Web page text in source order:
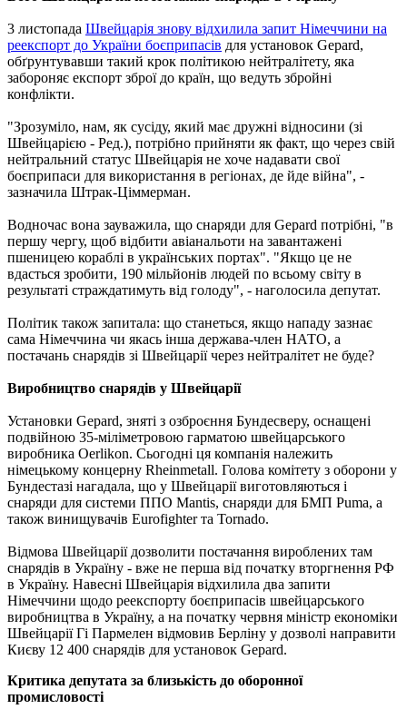
3 листопада Швейцарія знову відхилила запит Німеччини на
реекспорт до України боєприпасів для установок Gepard,
обґрунтувавши такий крок політикою нейтралітету, яка
забороняє експорт зброї до країн, що ведуть збройні
конфлікти.
"Зрозуміло, нам, як сусіду, який має дружні відносини (зі
Швейцарією - Ред.), потрібно прийняти як факт, що через свій
нейтральний статус Швейцарія не хоче надавати свої
боєприпаси для використання в регіонах, де йде війна", -
зазначила Штрак-Ціммерман.
Водночас вона зауважила, що снаряди для Gepard потрібні, "в
першу чергу, щоб відбити авіанальоти на завантажені
пшеницею кораблі в українських портах". "Якщо це не
вдасться зробити, 190 мільйонів людей по всьому світу в
результаті страждатимуть від голоду", - наголосила депутат.
Політик також запитала: що станеться, якщо нападу зазнає
сама Німеччина чи якась інша держава-член НАТО, а
постачань снарядів зі Швейцарії через нейтралітет не буде?
Виробництво снарядів у Швейцарії
Установки Gepard, зняті з озброєння Бундесверу, оснащені
подвійною 35-міліметровою гарматою швейцарського
виробника Oerlikon. Сьогодні ця компанія належить
німецькому концерну Rheinmetall. Голова комітету з оборони у
Бундестазі нагадала, що у Швейцарії виготовляються і
снаряди для системи ППО Mantis, снаряди для БМП Puma, а
також винищувачів Eurofighter та Tornado.
Відмова Швейцарії дозволити постачання вироблених там
снарядів в Україну - вже не перша від початку вторгнення РФ
в Україну. Навесні Швейцарія відхилила два запити
Німеччини щодо реекспорту боєприпасів швейцарського
виробництва в Україну, а на початку червня міністр економіки
Швейцарії Гі Пармелен відмовив Берліну у дозволі направити
Києву 12 400 снарядів для установок Gepard.
Критика депутата за близькість до оборонної
промисловості